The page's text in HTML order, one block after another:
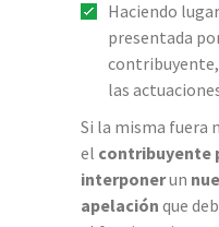
Haciendo
presentada
las
Si la misma fuera
el contribuyente
interponerun
apelación que